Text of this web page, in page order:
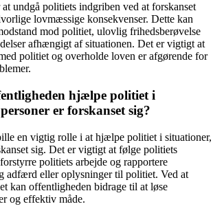
at undgå politiets indgriben ved at forskanset
lovmæssige konsekvenser. Dette kan
mod politiet, ulovlig frihedsberøvelse
afhængigt af situationen. Det er vigtigt at
politiet og overholde loven er afgørende for
hjælpe politiet i
er forskanset sig?
en vigtig rolle i at hjælpe politiet i situationer,
sig. Det er vigtigt at følge politiets
politiets arbejde og rapportere
adfærd eller oplysninger til politiet. Ved at
kan offentligheden bidrage til at løse
og effektiv måde.